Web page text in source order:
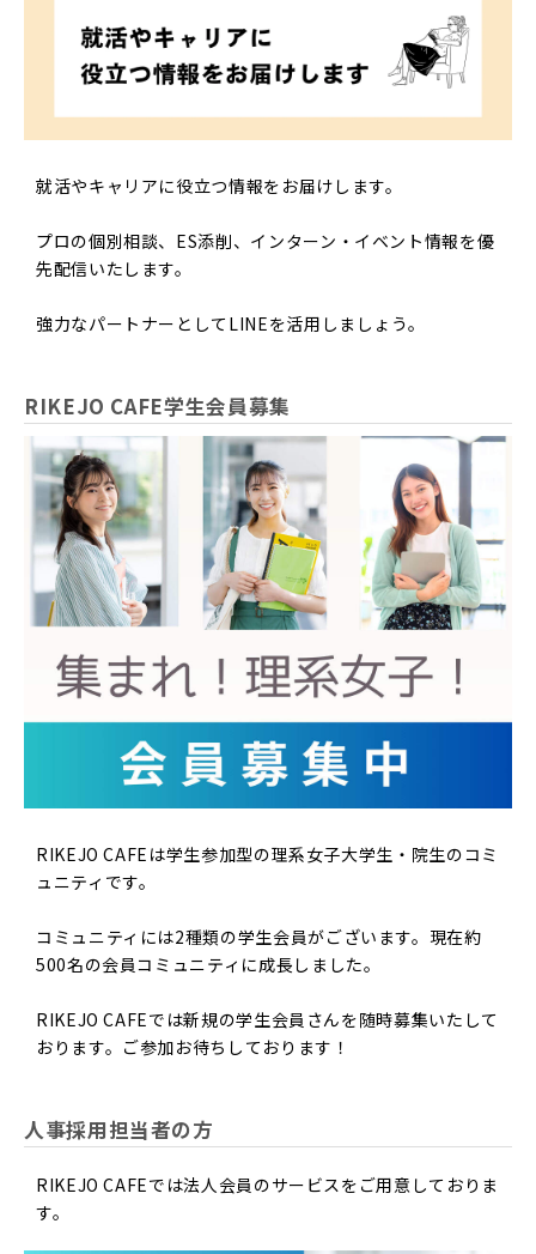
就活やキャリアに役立つ情報をお届けします。
プロの個別相談、ES添削、インターン・イベント情報を優
先配信いたします。
強力なパートナーとしてLINEを活用しましょう。
RIKEJO CAFE学生会員募集
RIKEJO CAFEは学生参加型の理系女子大学生・院生のコミ
ュニティです。
コミュニティには2種類の学生会員がございます。現在約
500名の会員コミュニティに成長しました。
RIKEJO CAFEでは新規の学生会員さんを随時募集いたして
おります。ご参加お待ちしております！
人事採用担当者の方
RIKEJO CAFEでは法人会員のサービスをご用意しておりま
す。